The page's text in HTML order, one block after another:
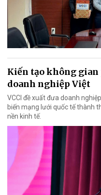
Kiến tạo không
doanh nghiệp Việt
VCCI đề xuất đưa doanh
biến mạng lưới quốc tế thành
nền kinh tế.